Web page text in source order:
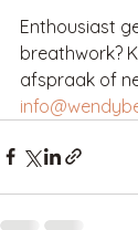
Enthousiast
breathwork?
afspraak of